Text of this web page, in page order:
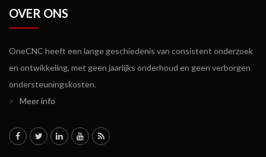
OVER ONS
OneCNC heeft een lange geschiedenis van consistent onderzoek
en ontwikkeling, met geen jaarlijks onderhoud en geen verborgen
ondersteuningskosten.
>
Meer info